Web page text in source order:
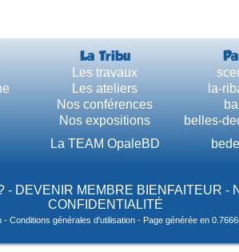
La Tribu
Les travaux
Les ateliers la-
Nos conférences
Nos expositions belles-
La TEAM OpaleBD
- DEVENIR MEMBRE BIENFAITEUR -
CONFIDENTIALITÉ
- Conditions générales d'utilisation - Page générée en